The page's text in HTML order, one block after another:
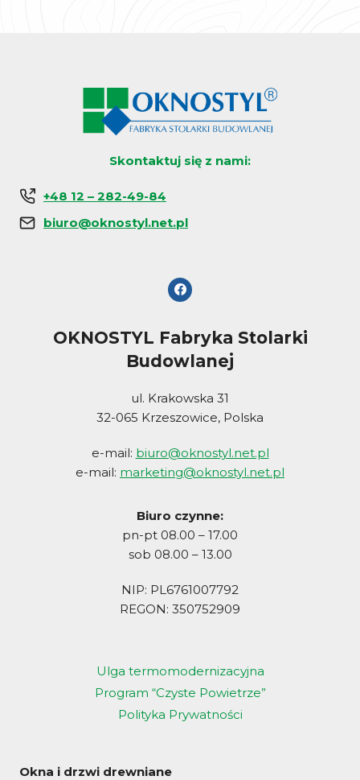
Skontaktuj się z nami:
+48 12 – 282-49-84
biuro@oknostyl.net.pl
OKNOSTYL Fabryka Stolarki
Budowlanej
ul. Krakowska 31
32-065 Krzeszowice, Polska
e-mail: biuro@oknostyl.net.pl
e-mail: marketing@oknostyl.net.pl
Biuro czynne:
pn-pt 08.00 – 17.00
sob 08.00 – 13.00
NIP: PL6761007792
REGON: 350752909
Ulga termomodernizacyjna
Program “Czyste Powietrze”
Polityka Prywatności
Okna i drzwi drewniane